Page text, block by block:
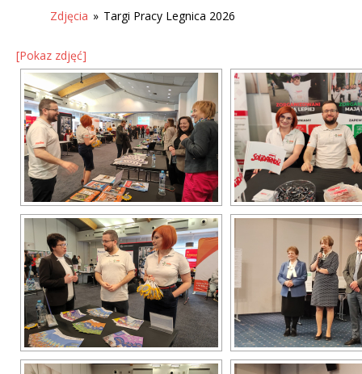
Zdjęcia » Targi Pracy Legnica 2026
[Pokaz zdjęć]